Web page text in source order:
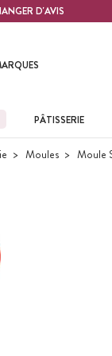
D'AVIS
PÂTISSERIE
Moules Moule